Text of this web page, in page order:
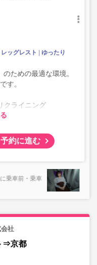
レッグレスト
ゆったり
ための最適な環境。
す。
クライニング
ルフラット感
予約に進む
乗車前・乗車
社
⇒京都